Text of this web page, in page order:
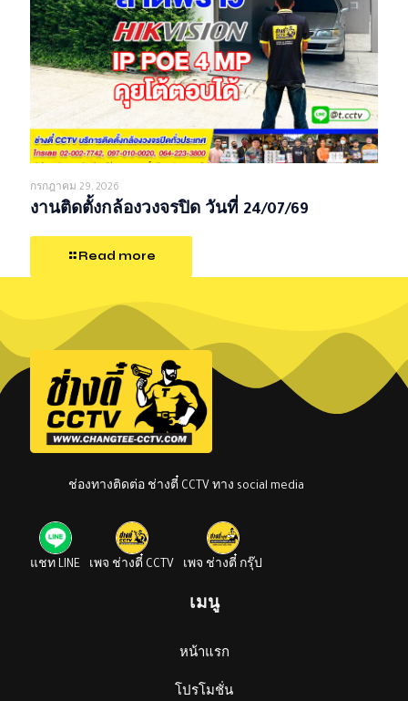
กรกฎาคม 29, 2026
งานติดตั้งกล้องวงจรปิด วันที่ 24/07/69
Read more
ช่องทางติดต่อ ช่างตี๋ CCTV ทาง social media
แชท LINE เพจ ช่างตี๋ CCTV เพจ ช่างตี๋ กรุ๊ป
เมนู
หน้าแรก
โปรโมชั่น